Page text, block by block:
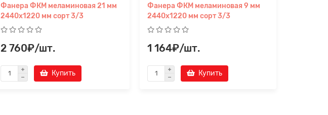
Фанера ФКМ меламиновая 21 мм
2440х1220 мм сорт 3/3
2 760₽/шт.
Купить
Фанера ФКМ меламиновая 9 мм
2440х1220 мм сорт 3/3
1 164₽/шт.
Купить